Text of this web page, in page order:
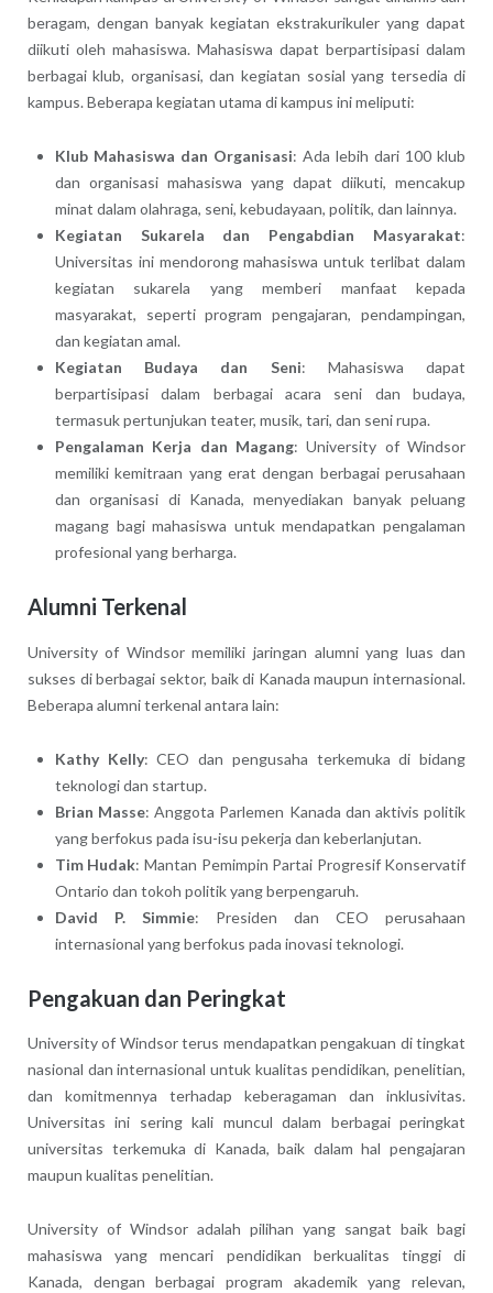
beragam, dengan banyak kegiatan ekstrakurikuler yang dapat
diikuti oleh mahasiswa. Mahasiswa dapat berpartisipasi dalam
berbagai klub, organisasi, dan kegiatan sosial yang tersedia di
kampus. Beberapa kegiatan utama di kampus ini meliputi:
Klub Mahasiswa dan Organisasi: Ada lebih dari 100 klub
dan organisasi mahasiswa yang dapat diikuti, mencakup
minat dalam olahraga, seni, kebudayaan, politik, dan lainnya.
Kegiatan Sukarela dan Pengabdian Masyarakat:
Universitas ini mendorong mahasiswa untuk terlibat dalam
kegiatan sukarela yang memberi manfaat kepada
masyarakat, seperti program pengajaran, pendampingan,
dan kegiatan amal.
Kegiatan Budaya dan Seni: Mahasiswa dapat
berpartisipasi dalam berbagai acara seni dan budaya,
termasuk pertunjukan teater, musik, tari, dan seni rupa.
Pengalaman Kerja dan Magang: University of Windsor
memiliki kemitraan yang erat dengan berbagai perusahaan
dan organisasi di Kanada, menyediakan banyak peluang
magang bagi mahasiswa untuk mendapatkan pengalaman
profesional yang berharga.
Alumni Terkenal
University of Windsor memiliki jaringan alumni yang luas dan
sukses di berbagai sektor, baik di Kanada maupun internasional.
Beberapa alumni terkenal antara lain:
Kathy Kelly: CEO dan pengusaha terkemuka di bidang
teknologi dan startup.
Brian Masse: Anggota Parlemen Kanada dan aktivis politik
yang berfokus pada isu-isu pekerja dan keberlanjutan.
Tim Hudak: Mantan Pemimpin Partai Progresif Konservatif
Ontario dan tokoh politik yang berpengaruh.
David P. Simmie: Presiden dan CEO perusahaan
internasional yang berfokus pada inovasi teknologi.
Pengakuan dan Peringkat
University of Windsor terus mendapatkan pengakuan di tingkat
nasional dan internasional untuk kualitas pendidikan, penelitian,
dan komitmennya terhadap keberagaman dan inklusivitas.
Universitas ini sering kali muncul dalam berbagai peringkat
universitas terkemuka di Kanada, baik dalam hal pengajaran
maupun kualitas penelitian.
University of Windsor adalah pilihan yang sangat baik bagi
mahasiswa yang mencari pendidikan berkualitas tinggi di
Kanada, dengan berbagai program akademik yang relevan,